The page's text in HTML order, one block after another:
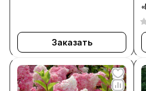
Заказать